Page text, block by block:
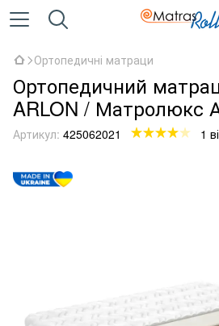
Ортопедичні матраци
Ортопедичний
ARLON / Матролюкс
Артикул: 425062021 1